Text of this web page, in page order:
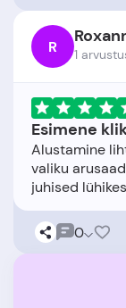
R 1
Esimene
Alustamine
valiku
0